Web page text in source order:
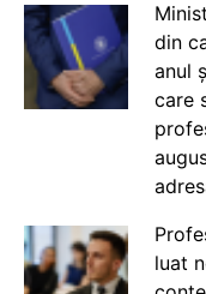
din
anul
care
luat